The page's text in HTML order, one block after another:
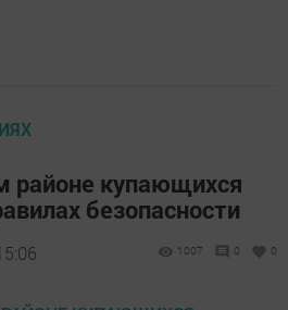
районе купающихся
безопасности
1007 0 0